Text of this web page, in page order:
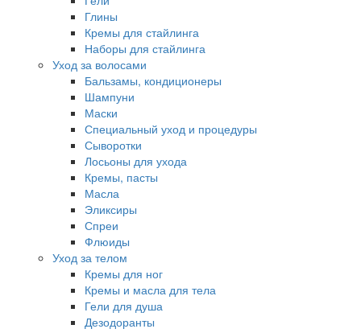
Глины
Кремы для стайлинга
Наборы для стайлинга
Уход за волосами
Бальзамы, кондиционеры
Шампуни
Маски
Специальный уход и процедуры
Сыворотки
Лосьоны для ухода
Кремы, пасты
Масла
Эликсиры
Спреи
Флюиды
Уход за телом
Кремы для ног
Кремы и масла для тела
Гели для душа
Дезодоранты